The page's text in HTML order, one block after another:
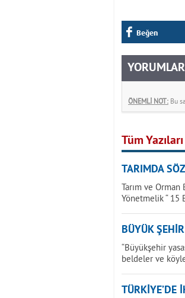
Beğen
YORUMLAR
ÖNEMLİ NOT: Bu
Tüm Yazıları
TARIMDA
Tarım ve Orman
Yönetmelik “ 15
BÜYÜK
“Büyükşehir
beldeler ve
TÜRKİYE’DE